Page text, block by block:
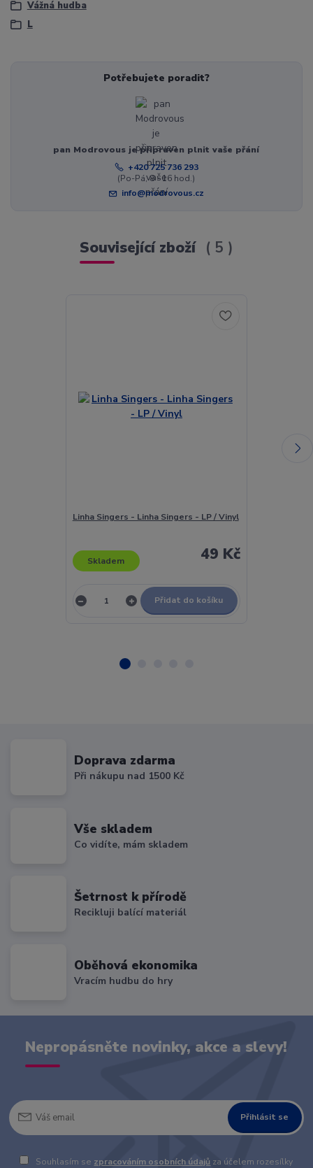
Vážná hudba
L
Potřebujete poradit?
pan Modrovous je připraven plnit vaše přání
+420 725 736 293
(Po-Pá, 8 - 16 hod.)
info@modrovous.cz
Související zboží 5
Linha Singers - Linha Singers - LP / Vinyl
49 Kč
Skladem
Přidat do košíku
Doprava zdarma
Při nákupu nad 1500 Kč
Vše skladem
Co vidíte, mám skladem
Šetrnost k přírodě
Recikluji balící materiál
Oběhová ekonomika
Vracím hudbu do hry
Nepropásněte novinky, akce a slevy!
Přihlásit se
Souhlasím se zpracováním osobních údajů za účelem rozesílky